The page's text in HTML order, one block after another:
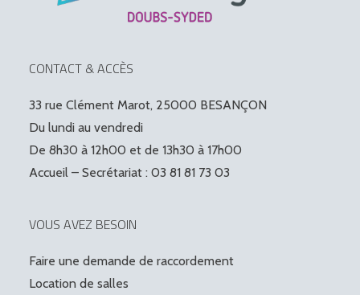
CONTACT & ACCÈS
33 rue Clément Marot, 25000 BESANÇON
Du lundi au vendredi
De 8h30 à 12h00 et de 13h30 à 17h00
Accueil – Secrétariat : 03 81 81 73 03
VOUS AVEZ BESOIN
Faire une demande de raccordement
Location de salles